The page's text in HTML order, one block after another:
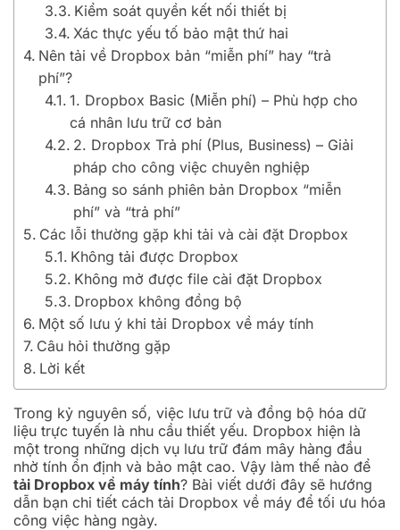
Kiểm soát quyền kết nối thiết bị
Xác thực yếu tố bảo mật thứ hai
Nên tải về Dropbox bản “miễn phí” hay “trả
phí”?
1. Dropbox Basic (Miễn phí) – Phù hợp cho
cá nhân lưu trữ cơ bản
2. Dropbox Trả phí (Plus, Business) – Giải
pháp cho công việc chuyên nghiệp
Bảng so sánh phiên bản Dropbox “miễn
phí” và “trả phí”
Các lỗi thường gặp khi tải và cài đặt Dropbox
Không tải được Dropbox
Không mở được file cài đặt Dropbox
Dropbox không đồng bộ
Một số lưu ý khi tải Dropbox về máy tính
Câu hỏi thường gặp
Lời kết
Trong kỷ nguyên số, việc lưu trữ và đồng bộ hóa dữ
liệu trực tuyến là nhu cầu thiết yếu. Dropbox hiện là
một trong những dịch vụ lưu trữ đám mây hàng đầu
nhờ tính ổn định và bảo mật cao. Vậy làm thế nào để
tải Dropbox về máy tính? Bài viết dưới đây sẽ hướng
dẫn bạn chi tiết cách tải Dropbox về máy để tối ưu hóa
công việc hàng ngày.